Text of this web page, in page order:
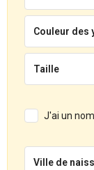
Couleur des
Taille
J'ai un
Ville de